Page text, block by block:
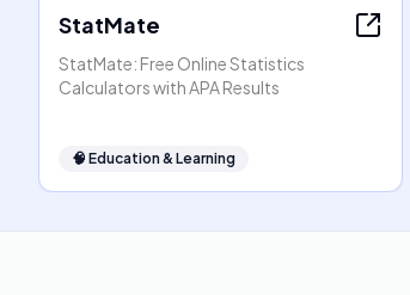
StatMate
StatMate: Free Online Statistics
Calculators with APA Results
🧠 Education & Learning